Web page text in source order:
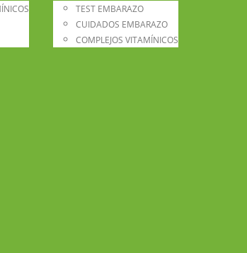
TEST EMBARAZO
CUIDADOS EMBARAZO
COMPLEJOS VITAMÍNICOS